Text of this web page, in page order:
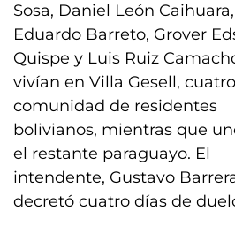
Sosa, Daniel León Caihuara,
Eduardo Barreto, Grover
Quispe y Luis Ruiz
vivían en Villa Gesell,
comunidad de residentes
bolivianos, mientras que
el restante paraguayo. El
intendente, Gustavo
decretó cuatro días de